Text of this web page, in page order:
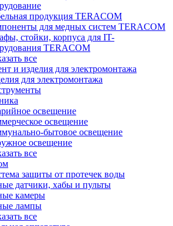
продукция TERACOM
для медных систем TERACOM
стойки, корпуса для IT-
TERACOM
все
и изделия для электромонтажа
для электромонтажа
освещение
освещение
бытовое освещение
освещение
все
защиты от протечек воды
датчики, хабы и пульты
камеры
лампы
все